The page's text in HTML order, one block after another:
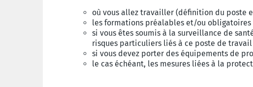
où vous allez travailler (définition du poste
les formations préalables et/ou
si vous êtes soumis à la surveillance de
risques particuliers liés à ce poste de
si vous devez porter des équipements de
le cas échéant, les mesures liées à la